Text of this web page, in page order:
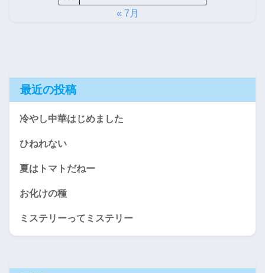
« 7月
最近の投稿
冷やし中華はじめました
ひねれない
夏はトマトだねー
お化けの種
ミステリーってミステリー